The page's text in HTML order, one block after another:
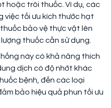
hoặc trôi thuốc. Ví dụ, các
việc tối ưu kích thước hạt
bảo vệ thực vật lên
thuốc cần sử dụng.
này có khả năng thích
dịch có độ nhớt khác
bệnh, đến các loại
bảo hiệu quả phun tối ưu